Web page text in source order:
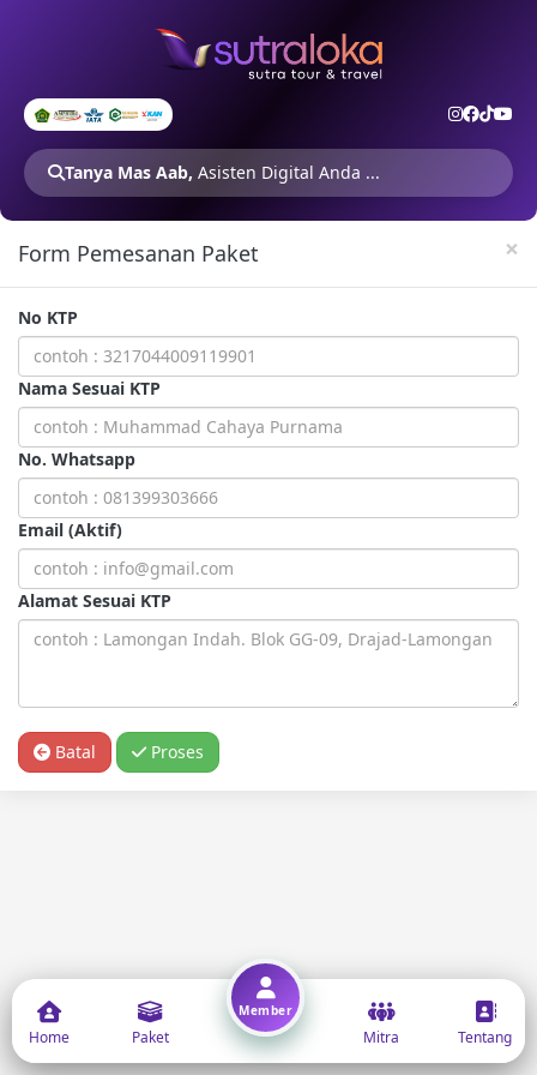
Tanya Mas Aab, Asisten Digital Anda ...
×
Form Pemesanan Paket
No KTP
Nama Sesuai KTP
No. Whatsapp
Email (Aktif)
Alamat Sesuai KTP
Batal Proses
Home Paket
Member
Mitra Tentang